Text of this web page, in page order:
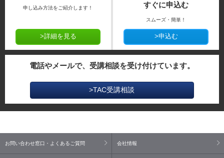
申し込み方法をご紹介します！
>詳細を見る
すぐに申込む
スムーズ・簡単！
>申込む
電話やメールで、受講相談を受け付けています。
>TAC受講相談
お問い合わせ窓口・よくあるご質問 会社情報